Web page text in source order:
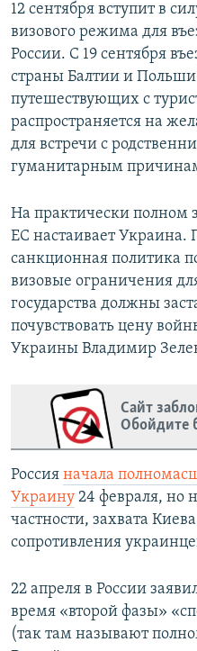
12 сентября вступит в
визового режима для
России. С 19 сентября
страны Балтии и
путешествующих с
распространяется на
для встречи с
гуманитарным
На практически полном
ЕС настаивает Украина.
санкционная политика
визовые ограничения
государства должны
почувствовать цену
Украины Владимир
Сайт
Обойдите
Россия начала
Украину 24 февраля, но
частности, захвата
сопротивления
22 апреля в России
время «второй фазы»
(так там называют